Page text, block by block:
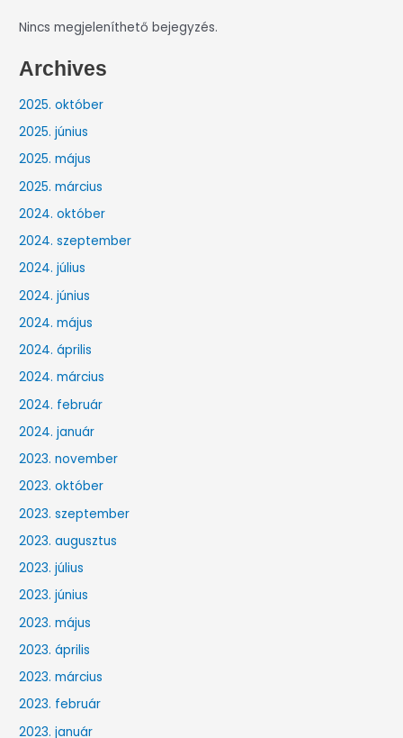
Nincs megjeleníthető bejegyzés.
Archives
2025. október
2025. június
2025. május
2025. március
2024. október
2024. szeptember
2024. július
2024. június
2024. május
2024. április
2024. március
2024. február
2024. január
2023. november
2023. október
2023. szeptember
2023. augusztus
2023. július
2023. június
2023. május
2023. április
2023. március
2023. február
2023. január